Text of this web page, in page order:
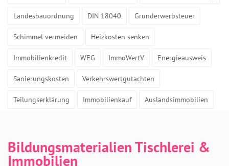
Landesbauordnung DIN 18040 Grunderwerbsteuer
Schimmel vermeiden Heizkosten senken
Immobilienkredit WEG ImmoWertV Energieausweis
Sanierungskosten Verkehrswertgutachten
Teilungserklärung Immobilienkauf Auslandsimmobilien
Bildungsmaterialien Tischlerei &
Immobilien